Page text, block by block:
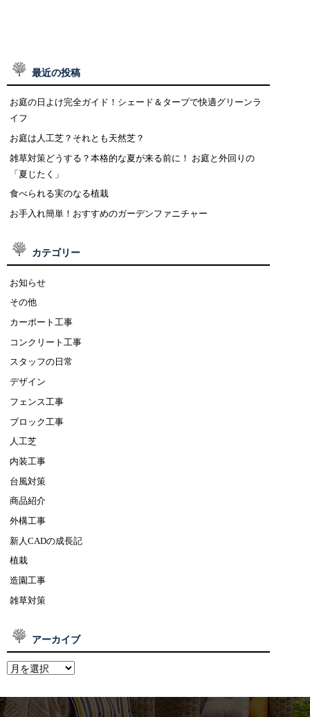
最近の投稿
お庭の日よけ完全ガイド！シェード＆タープで快適グリーンラ
イフ
お庭は人工芝？それとも天然芝？
雑草対策どうする？本格的な夏が来る前に！ お庭と外回りの
「夏じたく」
食べられる実のなる植栽
お手入れ簡単！おすすめのガーデンファニチャー
カテゴリー
お知らせ
その他
カーポート工事
コンクリート工事
スタッフの日常
デザイン
フェンス工事
ブロック工事
人工芝
内装工事
台風対策
商品紹介
外構工事
新人CADの成長記
植栽
造園工事
雑草対策
アーカイブ